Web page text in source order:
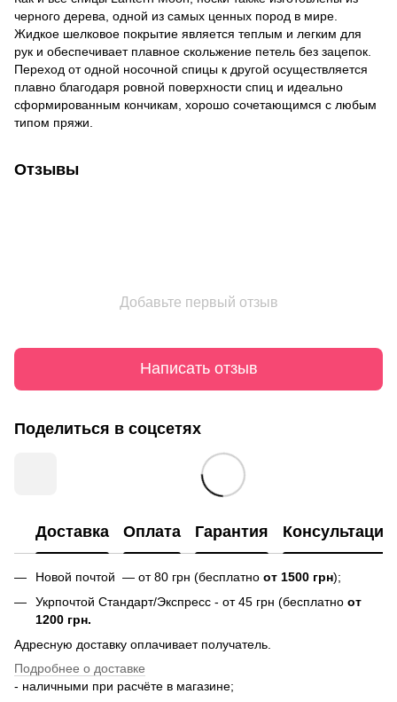
черного дерева, одной из самых ценных пород в мире.
Жидкое шелковое покрытие является теплым и легким для
рук и обеспечивает плавное скольжение петель без зацепок.
Переход от одной носочной спицы к другой осуществляется
плавно благодаря ровной поверхности спиц и идеально
сформированным кончикам, хорошо сочетающимся с любым
типом пряжи.
Отзывы
Добавьте первый отзыв
Написать отзыв
Поделиться в соцсетях
Доставка Оплата Гарантия Консультация
Новой почтой — от 80 грн (бесплатно от 1500 грн);
Укрпочтой Стандарт/Экспресс - от 45 грн (бесплатно от
1200 грн.
Адресную доставку оплачивает получатель.
Подробнее о доставке
- наличными при расчёте в магазине;